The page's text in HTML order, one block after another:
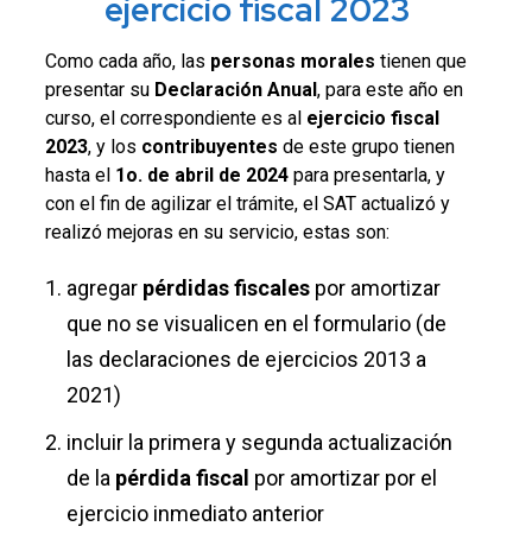
Como cada año, las personas morales tienen que
presentar su Declaración Anual, para este año en
curso, el correspondiente es al ejercicio fiscal
2023, y los contribuyentes de este grupo tienen
hasta el 1o. de abril de 2024para presentarla, y
con el fin de agilizar el trámite, el SAT actualizó y
realizó mejoras en su servicio, estas son:
agregar pérdidas fiscalespor amortizar
que no se visualicen en el formulario (de
las declaraciones de ejercicios 2013 a
2021)
incluir la primera y segunda actualización
de la pérdida fiscal por amortizar por el
ejercicio inmediato anterior